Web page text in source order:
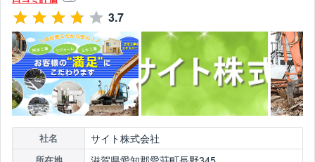
3.7
社名 サイト株式会社